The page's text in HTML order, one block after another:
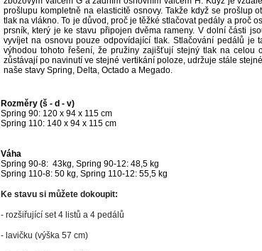
prošlupu kompletně na elasticitě osnovy. Takže když se prošlup
tlak na vlákno. To je důvod, proč je těžké stlačovat pedály a proč
prsník, který je ke stavu připojen dvěma rameny. V dolní části
vyvíjet na osnovu pouze odpovídající tlak. Stlačování pedálů je
výhodou tohoto řešení, že pružiny zajišťují stejný tlak na celou
zůstávají po navinutí ve stejné vertikání poloze, udržuje stále
naše stavy Spring, Delta, Octado a Megado.
Rozměry (š - d - v)
Spring 90: 120 x 94 x 115 cm
Spring 110: 140 x 94 x 115 cm
Váha
Spring 90-8: 43kg, Spring 90-12: 48,5 kg
Spring 110-8: 50 kg, Spring 110-12: 55,5 kg
Ke stavu si můžete dokoupit:
- rozšiřující set 4 listů a 4 pedálů
- lavičku (výška 57 cm)